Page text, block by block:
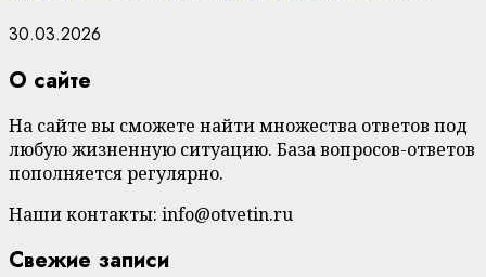
30.03.2026
О сайте
На сайте вы сможете найти множества ответов под
любую жизненную ситуацию. База вопросов-ответов
пополняется регулярно.
Наши контакты: info@otvetin.ru
Свежие записи